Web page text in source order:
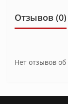
Отзывов (0)
Нет отзывов